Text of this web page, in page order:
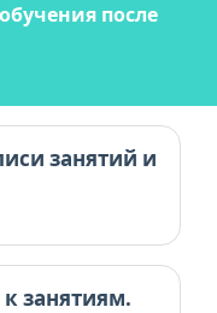
после
занятий и
занятиям.